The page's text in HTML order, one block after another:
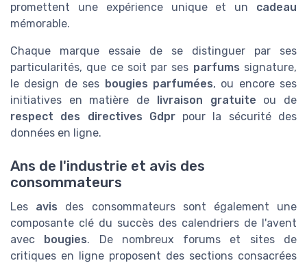
promettent une expérience unique et un cadeau
mémorable.
Chaque marque essaie de se distinguer par ses
particularités, que ce soit par ses parfums signature,
le design de ses bougies parfumées, ou encore ses
initiatives en matière de livraison gratuite ou de
respect des directives Gdprpour la sécurité des
données en ligne.
Ans de l'industrie et avis des
consommateurs
Les avis des consommateurs sont également une
composante clé du succès des calendriers de l'avent
avec
bougies. De nombreux forums et sites de
critiques en ligne proposent des sections consacrées